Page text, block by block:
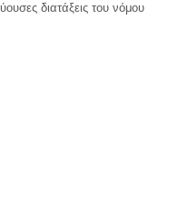
διατάξεις του νόμου